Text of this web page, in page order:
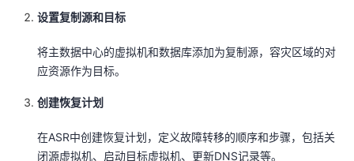
设置复制源和目标
将主数据中心的虚拟机和数据库添加为复制源，容灾区域的对
应资源作为目标。
创建恢复计划
在ASR中创建恢复计划，定义故障转移的顺序和步骤，包括关
闭源虚拟机、启动目标虚拟机、更新DNS记录等。